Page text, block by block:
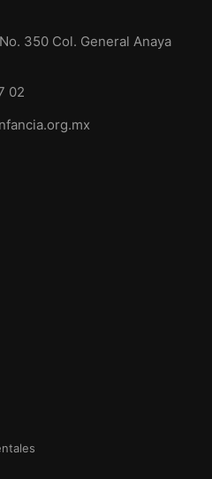
350 Col. General Anaya
02